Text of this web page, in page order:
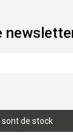
de stock